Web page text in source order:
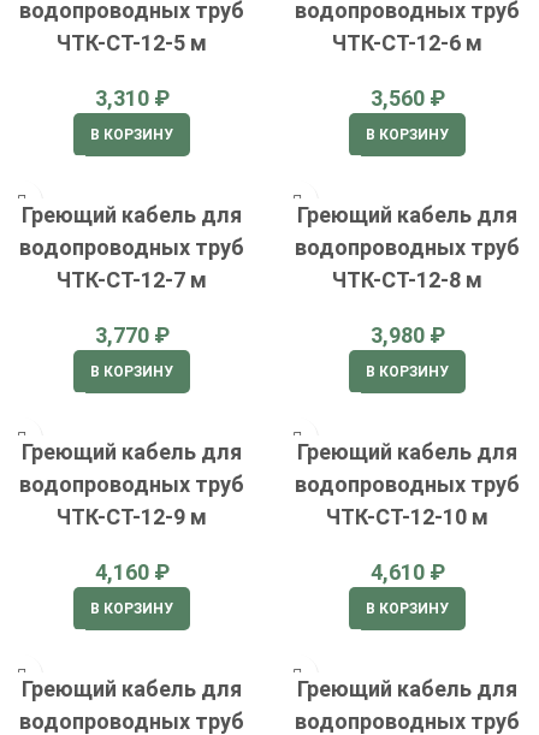
водопроводных труб
ЧТК-СТ-12-5 м
₽
В КОРЗИНУ
водопроводных труб
ЧТК-СТ-12-6 м
₽
В КОРЗИНУ
Греющий кабель для
водопроводных труб
ЧТК-СТ-12-7 м
₽
В КОРЗИНУ
Греющий кабель для
водопроводных труб
ЧТК-СТ-12-8 м
₽
В КОРЗИНУ
Греющий кабель для
водопроводных труб
ЧТК-СТ-12-9 м
₽
В КОРЗИНУ
Греющий кабель для
водопроводных труб
ЧТК-СТ-12-10 м
₽
В КОРЗИНУ
Греющий кабель для
водопроводных труб
Греющий кабель для
водопроводных труб